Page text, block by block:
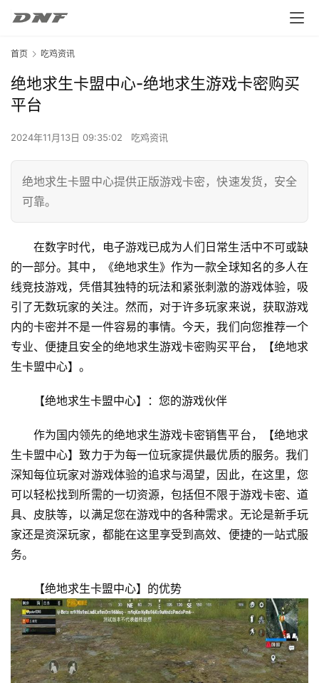
首页 吃鸡资讯
绝地求生卡盟中心-绝地求生游戏卡密购买
平台
2024年11月13日 09:35:02 吃鸡资讯
绝地求生卡盟中心提供正版游戏卡密，快速发货，安全
可靠。
在数字时代，电子游戏已成为人们日常生活中不可或缺
的一部分。其中，《绝地求生》作为一款全球知名的多人在
线竞技游戏，凭借其独特的玩法和紧张刺激的游戏体验，吸
引了无数玩家的关注。然而，对于许多玩家来说，获取游戏
内的卡密并不是一件容易的事情。今天，我们向您推荐一个
专业、便捷且安全的绝地求生游戏卡密购买平台，【绝地求
生卡盟中心】。
【绝地求生卡盟中心】：您的游戏伙伴
作为国内领先的绝地求生游戏卡密销售平台，【绝地求
生卡盟中心】致力于为每一位玩家提供最优质的服务。我们
深知每位玩家对游戏体验的追求与渴望，因此，在这里，您
可以轻松找到所需的一切资源，包括但不限于游戏卡密、道
具、皮肤等，以满足您在游戏中的各种需求。无论是新手玩
家还是资深玩家，都能在这里享受到高效、便捷的一站式服
务。
【绝地求生卡盟中心】的优势